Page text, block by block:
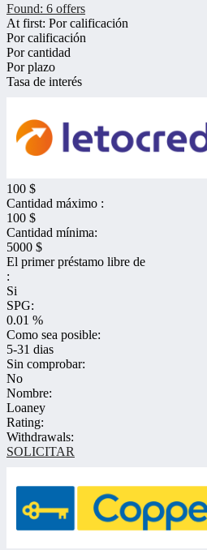
Found: 6 offers
At first: Por calificación
Por calificación
Por cantidad
Por plazo
Tasa de interés
100 $
Cantidad máximo :
100 $
Cantidad mínima:
5000 $
El primer préstamo libre de
:
Si
SPG:
0.01 %
Como sea posible:
5-31 dias
Sin comprobar:
No
Nombre:
Loaney
Rating:
Withdrawals:
SOLICITAR